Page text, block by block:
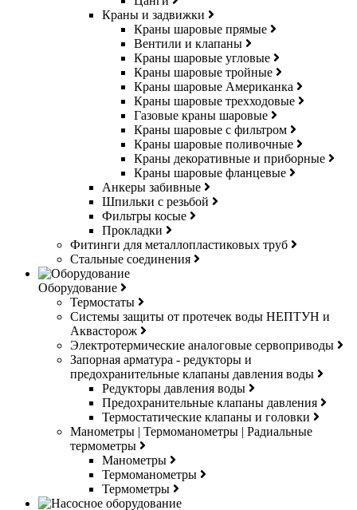
Краны и задвижки
Краны шаровые прямые
Вентили и клапаны
Краны шаровые угловые
Краны шаровые тройные
Краны шаровые Американка
Краны шаровые трехходовые
Газовые краны шаровые
Краны шаровые с фильтром
Краны шаровые поливочные
Краны декоративные и приборные
Краны шаровые фланцевые
Анкеры забивные
Шпильки с резьбой
Фильтры косые
Прокладки
Фитинги для металлопластиковых труб
Стальные соединения
Оборудование
Термостаты
Системы защиты от протечек воды НЕПТУН и
Аквасторож
Электротермические аналоговые сервоприводы
Запорная арматура - редукторы и
предохранительные клапаны давления воды
Редукторы давления воды
Предохранительные клапаны давления
Термостатические клапаны и головки
Манометры | Термоманометры | Радиальные
термометры
Манометры
Термоманометры
Термометры